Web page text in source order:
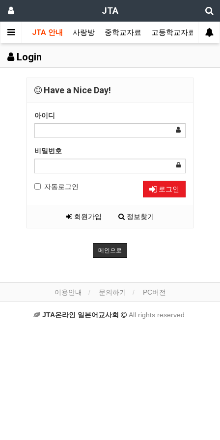
JTA
JTA 안내 사랑방 중학교자료 고등학교자료 멀
Login
Have a Nice Day!
아이디
비밀번호
자동로그인 로그인
회원가입 정보찾기
메인으로
이용안내 문의하기 PC버전
JTA온라인 일본어교사회 All rights reserved.